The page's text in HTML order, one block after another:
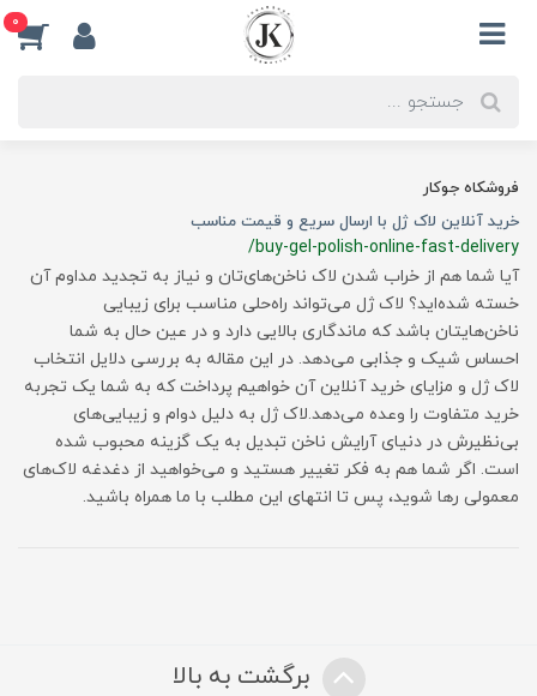
0
فروشکاه جوکار
خرید آنلاین لاک ژل با ارسال سریع و قیمت مناسب
/buy-gel-polish-online-fast-delivery
آیا شما هم از خراب شدن لاک ناخن‌های‌تان و نیاز به تجدید مداوم آن
خسته شده‌اید؟ لاک ژل می‌تواند راه‌حلی مناسب برای زیبایی
ناخن‌هایتان باشد که ماندگاری بالایی دارد و در عین حال به شما
احساس شیک و جذابی می‌دهد. در این مقاله به بررسی دلایل انتخاب
لاک ژل و مزایای خرید آنلاین آن خواهیم پرداخت که به شما یک تجربه
خرید متفاوت را وعده می‌دهد.لاک ژل به دلیل دوام و زیبایی‌های
بی‌نظیرش در دنیای آرایش ناخن تبدیل به یک گزینه محبوب شده
است. اگر شما هم به فکر تغییر هستید و می‌خواهید از دغدغه لاک‌های
معمولی رها شوید، پس تا انتهای این مطلب با ما همراه باشید.
برگشت به بالا